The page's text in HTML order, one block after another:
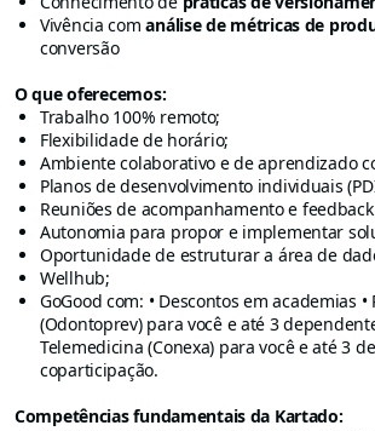
Vivência comanálise de métricas de
conversão
O que oferecemos:
Trabalho 100% remoto;
Flexibilidade de horário;
Ambiente colaborativo e de aprendizado
Planos de desenvolvimento individuais
Reuniões de acompanhamento e
Autonomia para propor e implementar
Oportunidade de estruturar a área de
Wellhub;
GoGood com: • Descontos em academias
(Odontoprev) para você e até 3
Telemedicina (Conexa) para você e até 3
coparticipação.
Competências fundamentais da Kartado: